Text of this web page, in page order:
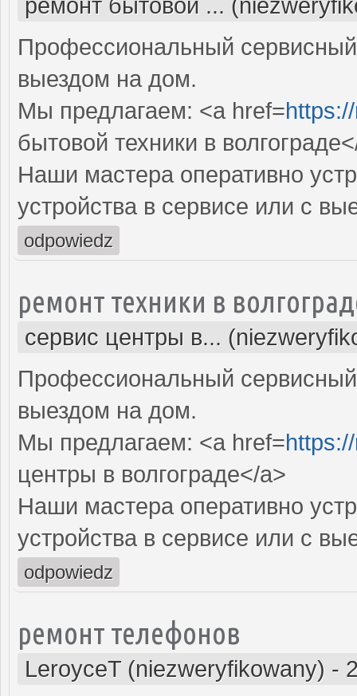
ремонт бытовой ...
Профессиональный
выездом на дом.
Мы предлагаем: <a href=
бытовой техники в
Наши мастера оперативно
устройства в сервисе или с
odpowiedz
ремонт техники в
сервис центры в...
Профессиональный
выездом на дом.
Мы предлагаем: <a href=
центры в волгограде</a>
Наши мастера оперативно
устройства в сервисе или с
odpowiedz
ремонт телефонов
LeroyceT (niezweryfikowany) -